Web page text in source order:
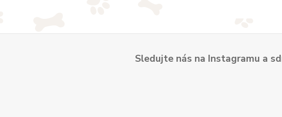
Sledujte nás na Instagramu a